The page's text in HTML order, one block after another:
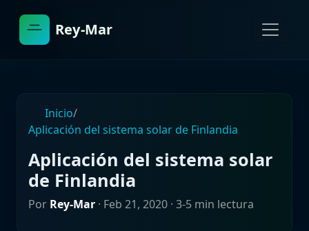
Rey-Mar
Inicio/
Aplicación del sistema solar de Finlandia
Aplicación del sistema solar
de Finlandia
Por Rey-Mar · Feb 21, 2020 · 3-5 min lectura